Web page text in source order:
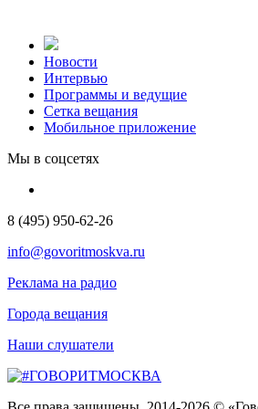
Новости
Интервью
Программы и ведущие
Сетка вещания
Мобильное приложение
Мы в соцсетях
8 (495) 950-62-26
info@govoritmoskva.ru
Реклама на радио
Города вещания
Наши слушатели